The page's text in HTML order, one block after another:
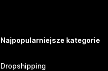
Najpopularniejsze kategorie
Dropshipping